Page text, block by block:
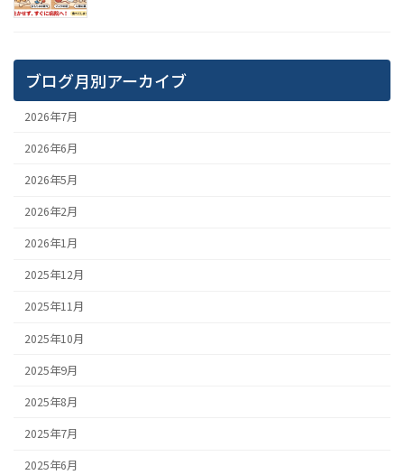
ブログ月別アーカイブ
2026年7月
2026年6月
2026年5月
2026年2月
2026年1月
2025年12月
2025年11月
2025年10月
2025年9月
2025年8月
2025年7月
2025年6月